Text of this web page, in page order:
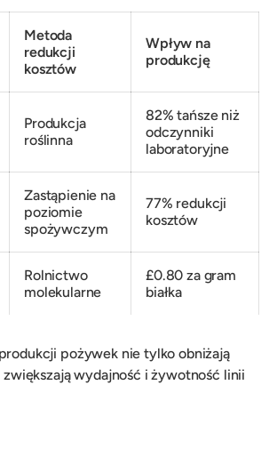
Metoda
redukcji
kosztów
Wpływ na
produkcję
Produkcja
roślinna
82% tańsze niż
odczynniki
laboratoryjne
Zastąpienie na
poziomie
spożywczym
77% redukcji
kosztów
Rolnictwo
molekularne
£0.80 za gram
białka
pożywek nie tylko obniżają
zwiększają wydajność i żywotność linii